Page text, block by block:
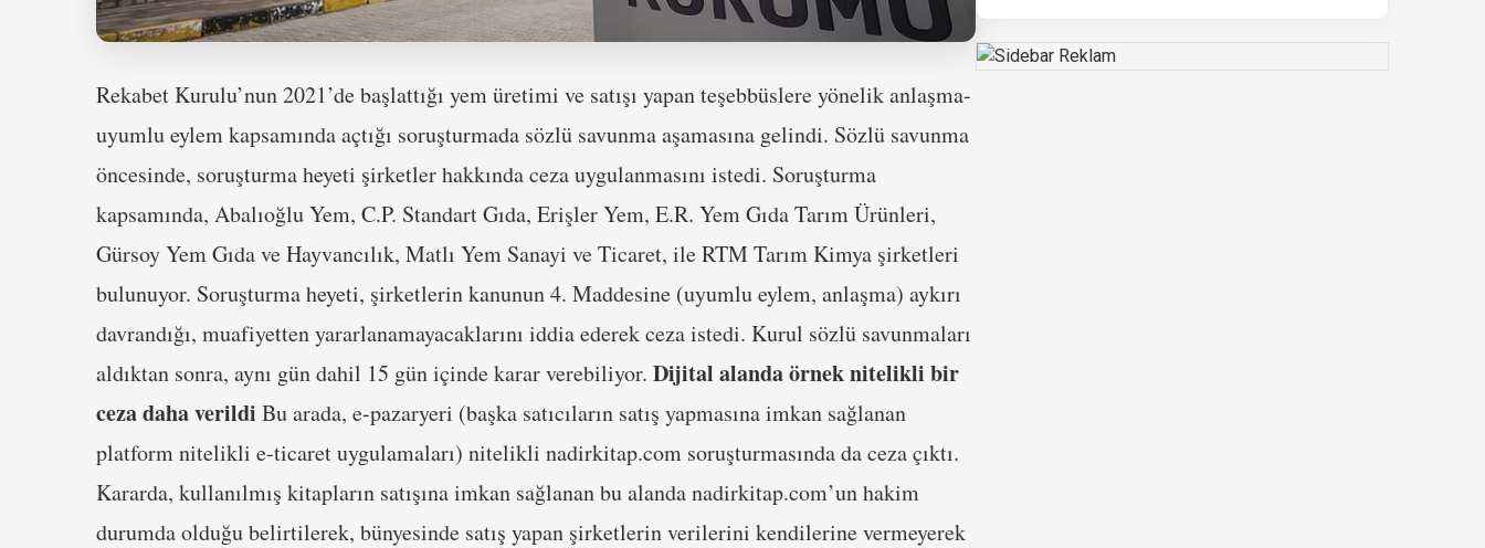
Rekabet Kurulu’nun 2021’de başlattığı yem üretimi ve satışı yapan teşebbüslere yönelik anlaşma-
uyumlu eylem kapsamında açtığı soruşturmada sözlü savunma aşamasına gelindi. Sözlü savunma
öncesinde, soruşturma heyeti şirketler hakkında ceza uygulanmasını istedi. Soruşturma
kapsamında, Abalıoğlu Yem, C.P. Standart Gıda, Erişler Yem, E.R. Yem Gıda Tarım Ürünleri,
Gürsoy Yem Gıda ve Hayvancılık, Matlı Yem Sanayi ve Ticaret, ile RTM Tarım Kimya şirketleri
bulunuyor. Soruşturma heyeti, şirketlerin kanunun 4. Maddesine (uyumlu eylem, anlaşma) aykırı
davrandığı, muafiyetten yararlanamayacaklarını iddia ederek ceza istedi. Kurul sözlü savunmaları
aldıktan sonra, aynı gün dahil 15 gün içinde karar verebiliyor. Dijital alanda örnek nitelikli bir
ceza daha verildi Bu arada, e-pazaryeri (başka satıcıların satış yapmasına imkan sağlanan
platform nitelikli e-ticaret uygulamaları) nitelikli nadirkitap.com soruşturmasında da ceza çıktı.
Kararda, kullanılmış kitapların satışına imkan sağlanan bu alanda nadirkitap.com’un hakim
durumda olduğu belirtilerek, bünyesinde satış yapan şirketlerin verilerini kendilerine vermeyerek